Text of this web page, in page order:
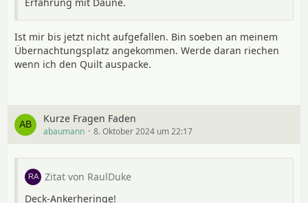
Erfahrung mit Daune.
Ist mir bis jetzt nicht aufgefallen. Bin soeben an meinem
Übernachtungsplatz angekommen. Werde daran riechen
wenn ich den Quilt auspacke.
Kurze Fragen Faden
abaumann 8. Oktober 2024 um 22:17
Zitat von RaulDuke
Deck-Ankerheringe!